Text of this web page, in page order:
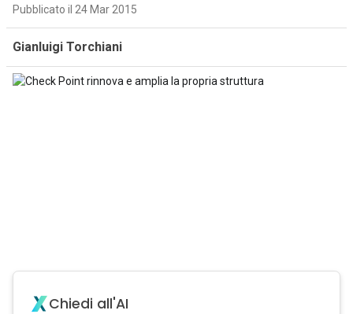
Pubblicato il 24 Mar 2015
Gianluigi Torchiani
Chiedi all'AI